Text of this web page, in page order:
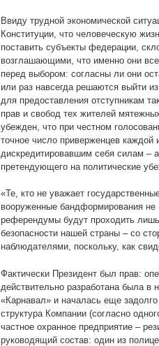
Ввиду трудной экономической
Конституции, что человеческую
поставить субъекты федерации,
возглашающими, что именно они
перед выбором: согласны ли они
или раз навсегда решаются выйти
для предоставления отступникам
прав и свобод тех жителей
убежден, что при честном
точное число приверженцев
дискредитировавшим себя силам –
претендующего на политические
«Те, кто не уважает
вооруженные бандформирования не
референдумы будут проходить
безопасности нашей страны – со
наблюдателями, поскольку, как
Фактически Президент был прав:
действительно разработана была
«Карнавал» и началась еще
структура Компании (согласно
частное охранное предприятие –
руководящий состав: один из